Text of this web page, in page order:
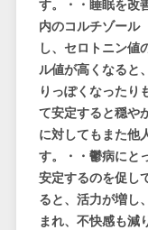
す。・・睡眠を改
内のコルチゾール
し、セロトニン値
ル値が高くなると
りっぽくなったり
て安定すると穏や
に対してもまた他
す。・・鬱病にと
安定するのを促し
ると、活力が増し
まれ、不快感も減